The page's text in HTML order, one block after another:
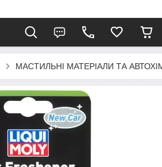
МАСТИЛЬНІ МАТЕРІАЛИ ТА